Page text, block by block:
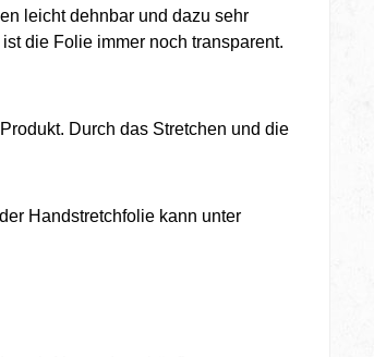
leicht dehnbar und dazu sehr
die Folie immer noch transparent.
Durch das Stretchen und die
Handstretchfolie kann unter